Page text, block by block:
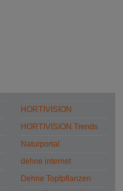
HORTIVISION
HORTIVISION Trends
Naturportal
dehne internet
Dehne Topfpflanzen